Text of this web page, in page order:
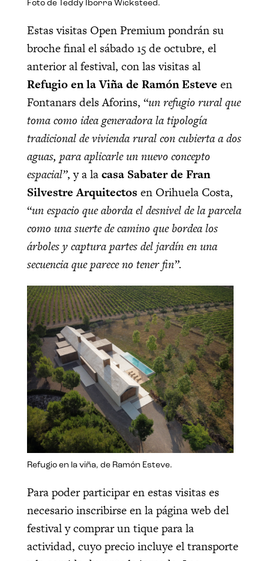
Foto de Teddy Iborra Wicksteed.
Estas visitas Open Premium pondrán su
broche final el sábado 15 de octubre, el
anterior al festival, con las visitas al
Refugio en la Viña de Ramón Esteve en
Fontanars dels Aforins, “un refugio rural que
toma como idea generadora la tipología
tradicional de vivienda rural con cubierta a dos
aguas, para aplicarle un nuevo concepto
espacial”, y a lacasa Sabater de Fran
Silvestre Arquitectos en Orihuela Costa,
“un espacio que aborda el desnivel de la parcela
como una suerte de camino que bordea los
árboles y captura partes del jardín en una
secuencia que parece no tener fin”.
Refugio en la viña, de Ramón Esteve.
Para poder participar en estas visitas es
necesario inscribirse en la página web del
festival y comprar un tique para la
actividad, cuyo precio incluye el transporte